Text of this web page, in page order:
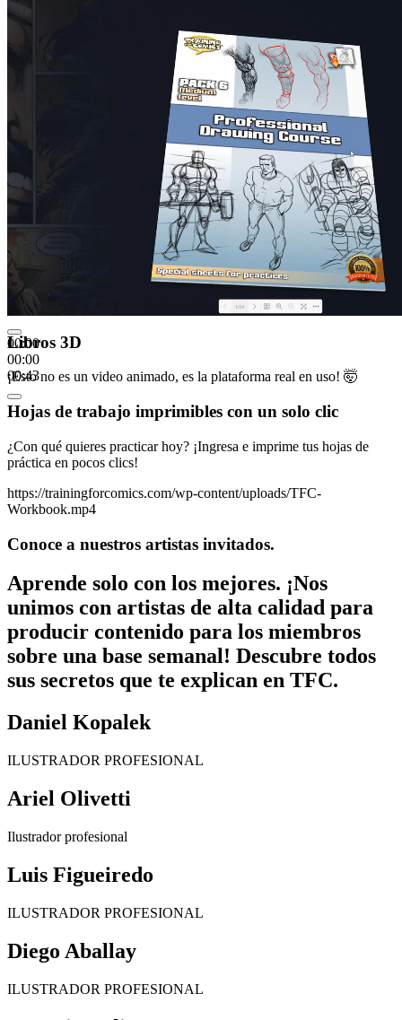
00:00
00:00
00:43
Libros 3D
¡Esto no es un video animado, es la plataforma real en uso! 🤯
Hojas de trabajo imprimibles con un solo clic
¿Con qué quieres practicar hoy? ¡Ingresa e imprime tus hojas de
práctica en pocos clics!
https://trainingforcomics.com/wp-content/uploads/TFC-
Workbook.mp4
Conoce a nuestros artistas invitados.
Aprende solo con los mejores. ¡Nos
unimos con artistas de alta calidad para
producir contenido para los miembros
sobre una base semanal! Descubre todos
sus secretos que te explican en TFC.
Daniel Kopalek
ILUSTRADOR PROFESIONAL
Ariel Olivetti
Ilustrador profesional
Luis Figueiredo
ILUSTRADOR PROFESIONAL
Diego Aballay
ILUSTRADOR PROFESIONAL